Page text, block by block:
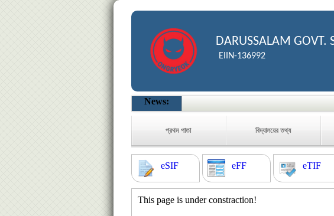
DARUSSALAM GOVT.
EIIN-136992
News:
প্রথম পাতা বিদ্যালয়ের তথ্য
eSIF eFF eTIF
This page is under constraction!